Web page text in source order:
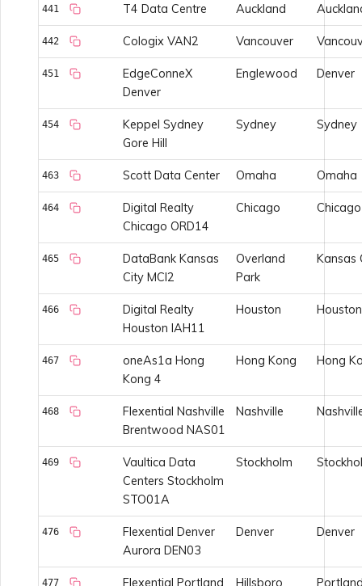
441 T4 Data Centre Auckland
442 Cologix VAN2 Vancouver
451
EdgeConneX
Denver
Englewood Denver
454
Keppel Sydney
Gore Hill
Sydney Sydney
463 Scott Data Center Omaha Omaha
464
Digital Realty
Chicago ORD14
Chicago Chicago
465
DataBank Kansas
City MCI2
Overland
Park
Kansas
466
Digital Realty
Houston IAH11
Houston Houston
467
oneAs1a Hong
Kong 4
Hong Kong Hong
468
Flexential Nashville
Brentwood NAS01
Nashville
469
Vaultica Data
Centers Stockholm
STO01A
Stockholm
476
Flexential Denver
Aurora DEN03
Denver Denver
477
Flexential Portland
Hillsboro